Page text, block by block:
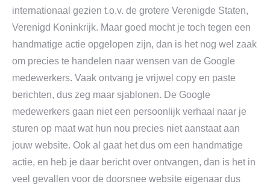
internationaal gezien t.o.v. de grotere Verenigde Staten,
Verenigd Koninkrijk. Maar goed mocht je toch tegen een
handmatige actie opgelopen zijn, dan is het nog wel zaak
om precies te handelen naar wensen van de Google
medewerkers. Vaak ontvang je vrijwel copy en paste
berichten, dus zeg maar sjablonen. De Google
medewerkers gaan niet een persoonlijk verhaal naar je
sturen op maat wat hun nou precies niet aanstaat aan
jouw website. Ook al gaat het dus om een handmatige
actie, en heb je daar bericht over ontvangen, dan is het in
veel gevallen voor de doorsnee website eigenaar dus